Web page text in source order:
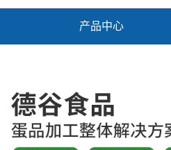
产品中心